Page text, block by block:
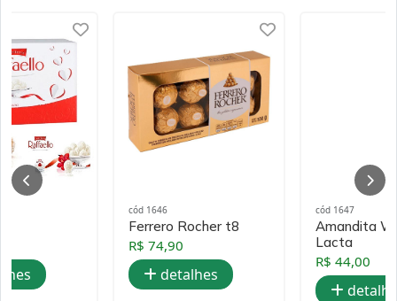
cód 1646
Ferrero Rocher t8
R$ 74,90
detalhes
cód 1647
Amandita
Lacta
R$ 44,00